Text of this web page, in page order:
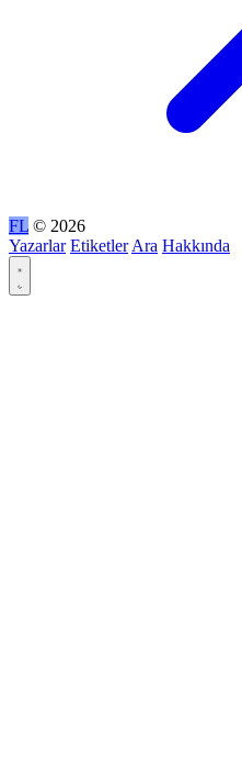
FL © 2026
Yazarlar Etiketler Ara Hakkında